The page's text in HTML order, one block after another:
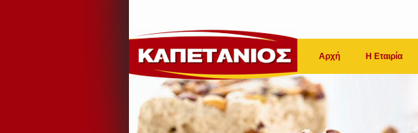
Αρχή Η Εταιρία